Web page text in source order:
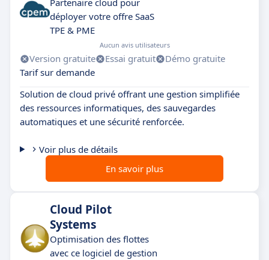
Partenaire cloud pour
déployer votre offre SaaS
TPE & PME
Aucun avis utilisateurs
Version gratuite Essai gratuit
Démo gratuite
Tarif sur demande
Solution de cloud privé offrant une gestion simplifiée
des ressources informatiques, des sauvegardes
automatiques et une sécurité renforcée.
Voir plus de détails
En savoir plus
Cloud Pilot
Systems
Optimisation des flottes
avec ce logiciel de gestion